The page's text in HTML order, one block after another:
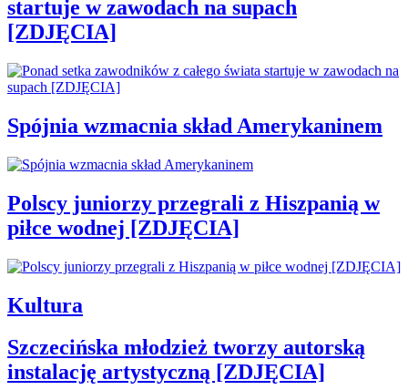
startuje w zawodach na supach
[ZDJĘCIA]
Spójnia wzmacnia skład Amerykaninem
Polscy juniorzy przegrali z Hiszpanią w
piłce wodnej [ZDJĘCIA]
Kultura
Szczecińska młodzież tworzy autorską
instalację artystyczną [ZDJĘCIA]